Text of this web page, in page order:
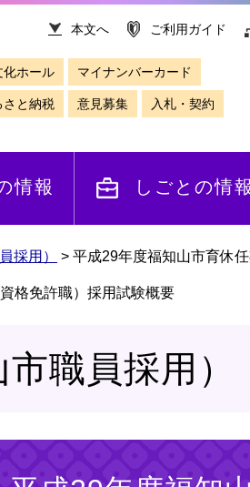
本文へ ご利用ガイド
化ホール マイナンバーカード
さと納税 意見募集 入札・契約
情報 しごとの情報
採用） > 平成29年度福知山市育休
格免許職）採用試験概要
職員採用）